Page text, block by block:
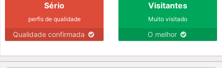
Sério
perfis de qualidade
Qualidade confirmada
Visitantes
Muito visitado
O melhor